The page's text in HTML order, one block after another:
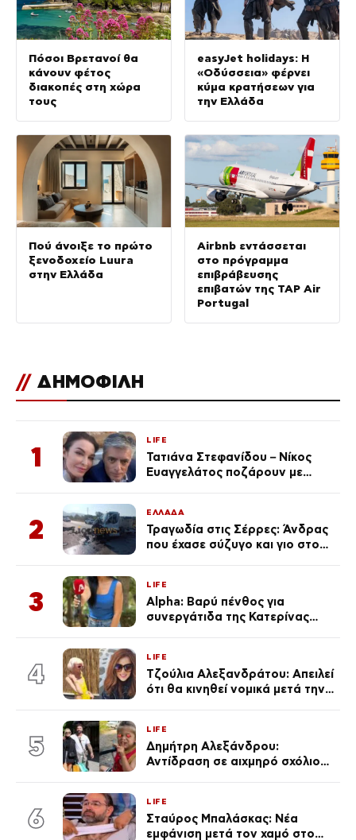
Πόσοι Βρετανοί θα
κάνουν φέτος
διακοπές στη χώρα
τους
easyJet holidays: Η
«Οδύσσεια» φέρνει
κύμα κρατήσεων για
την Ελλάδα
Πού άνοιξε το πρώτο
ξενοδοχείο Luura
στην Ελλάδα
Airbnb εντάσσεται
στο πρόγραμμα
επιβράβευσης
επιβατών της TAP Air
Portugal
// ΔΗΜΟΦΙΛΗ
1
LIFE
Τατιάνα Στεφανίδου – Νίκος
Ευαγγελάτος ποζάρουν με
2
ΕΛΛΑΔΑ
Τραγωδία στις Σέρρες: Άνδρας
που έχασε σύζυγο και γιο στο
3
LIFE
Alpha: Βαρύ πένθος για
συνεργάτιδα της Κατερίνας
του Θεού»
4
LIFE
Τζούλια Αλεξανδράτου: Απειλεί
ότι θα κινηθεί νομικά μετά την
5
LIFE
Δημήτρη Αλεξάνδρου:
Αντίδραση σε αιχμηρό σχόλιο
6
LIFE
Σταύρος Μπαλάσκας: Νέα
εμφάνιση μετά τον χαμό στο